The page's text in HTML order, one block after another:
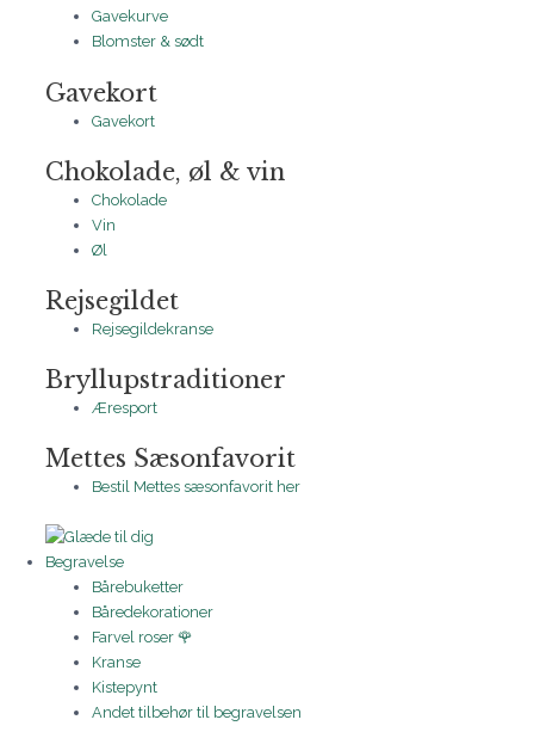
Gavekurve
Blomster & sødt
Gavekort
Gavekort
Chokolade, øl & vin
Chokolade
Vin
Øl
Rejsegildet
Rejsegildekranse
Bryllupstraditioner
Æresport
Mettes Sæsonfavorit
Bestil Mettes sæsonfavorit her
Begravelse
Bårebuketter
Båredekorationer
Farvel roser 🌹
Kranse
Kistepynt
Andet tilbehør til begravelsen